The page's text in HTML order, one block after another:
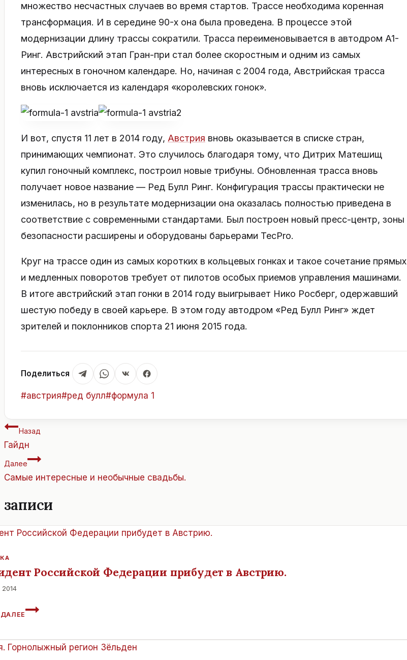
множество несчастных случаев во время стартов. Трассе необходима коренная
трансформация. И в середине 90-х она была проведена. В процессе этой
модернизации длину трассы сократили. Трасса переименовывается в автодром A1-
Ринг. Австрийский этап Гран-при стал более скоростным и одним из самых
интересных в гоночном календаре. Но, начиная с 2004 года, Австрийская трасса
вновь исключается из календаря «королевских гонок».
И вот, спустя 11 лет в 2014 году, Австрия вновь оказывается в списке стран,
принимающих чемпионат. Это случилось благодаря тому, что Дитрих Матешищ
купил гоночный комплекс, построил новые трибуны. Обновленная трасса вновь
получает новое название — Ред Булл Ринг. Конфигурация трассы практически не
изменилась, но в результате модернизации она оказалась полностью приведена в
соответствие с современными стандартами. Был построен новый пресс-центр, зоны
безопасности расширены и оборудованы барьерами TecPro.
Круг на трассе один из самых коротких в кольцевых гонках и такое сочетание прямых
и медленных поворотов требует от пилотов особых приемов управления машинами.
В итоге австрийский этап гонки в 2014 году выигрывает Нико Росберг, одержавший
шестую победу в своей карьере. В этом году автодром «Ред Булл Ринг» ждет
зрителей и поклонников спорта 21 июня 2015 года.
Поделиться
Метки
#австрия#ред булл#формула 1
Навигация
по
записям
Назад
Гайдн
Далее
Самые интересные и необычные свадьбы.
Российской Федерации прибудет в Австрию.
ПРЕЗИДЕНТ
ПРИБУДЕТ
В